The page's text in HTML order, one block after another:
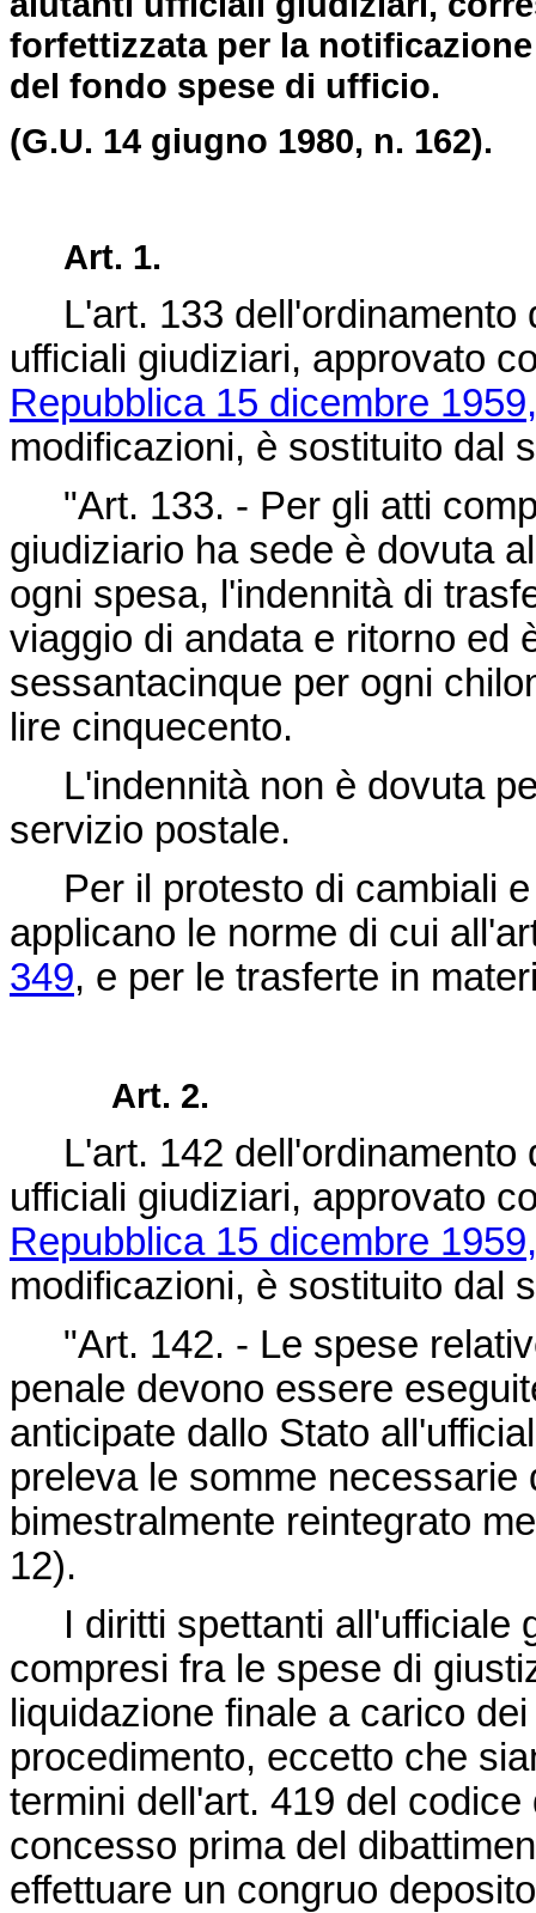
forfettizzata per la
del fondo spese di ufficio.
(G.U. 14 giugno 1980, n. 162).
Art. 1.
L'art. 133 dell'ordinamento
ufficiali giudiziari, approvato
Repubblica 15 dicembre
modificazioni, è sostituito dal
"Art. 133. - Per gli atti
giudiziario ha sede è dovuta
ogni spesa, l'indennità di
viaggio di andata e ritorno ed
sessantacinque per ogni
lire cinquecento.
L'indennità non è dovuta
servizio postale.
Per il protesto di cambiali e
applicano le norme di cui
349, e per le trasferte in
Art. 2.
L'art. 142 dell'ordinamento
ufficiali giudiziari, approvato
Repubblica 15 dicembre
modificazioni, è sostituito dal
"Art. 142. - Le spese
penale devono essere
anticipate dallo Stato
preleva le somme
bimestralmente reintegrato
12).
I diritti spettanti all'ufficiale
compresi fra le spese di
liquidazione finale a carico
procedimento, eccetto che
termini dell'art. 419 del
concesso prima del
effettuare un congruo